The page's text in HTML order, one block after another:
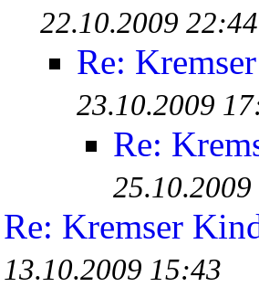
22.10.2009 22:44
Re:
23.10.2009
Re:
Re: Kremser
13.10.2009 15:43